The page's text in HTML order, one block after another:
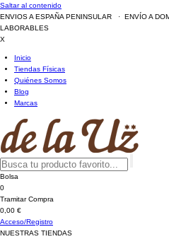
Saltar al contenido
ENVIOS A ESPAÑA PENINSULAR · ENVÍO A
LABORABLES
X
Inicio
Tiendas Físicas
Quiénes Somos
Blog
Marcas
Bolsa
0
Tramitar Compra
0,00 €
Acceso/Registro
NUESTRAS TIENDAS